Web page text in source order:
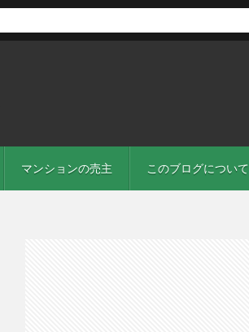
マンションの売主 このブログについて